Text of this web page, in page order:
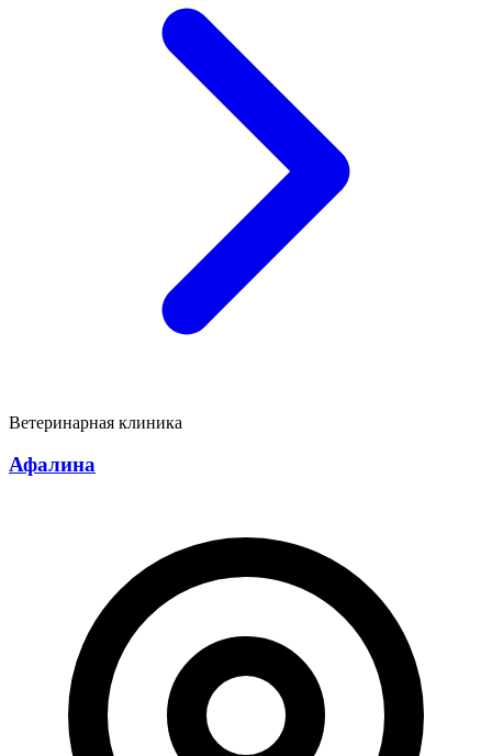
Ветеринарная клиника
Афалина